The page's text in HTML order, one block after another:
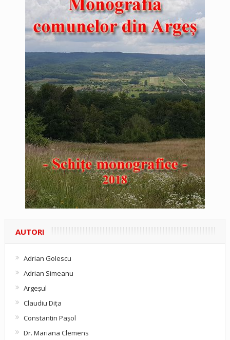
AUTORI
Adrian Golescu
Adrian Simeanu
Argeşul
Claudiu Diţa
Constantin Pașol
Dr. Mariana Clemens